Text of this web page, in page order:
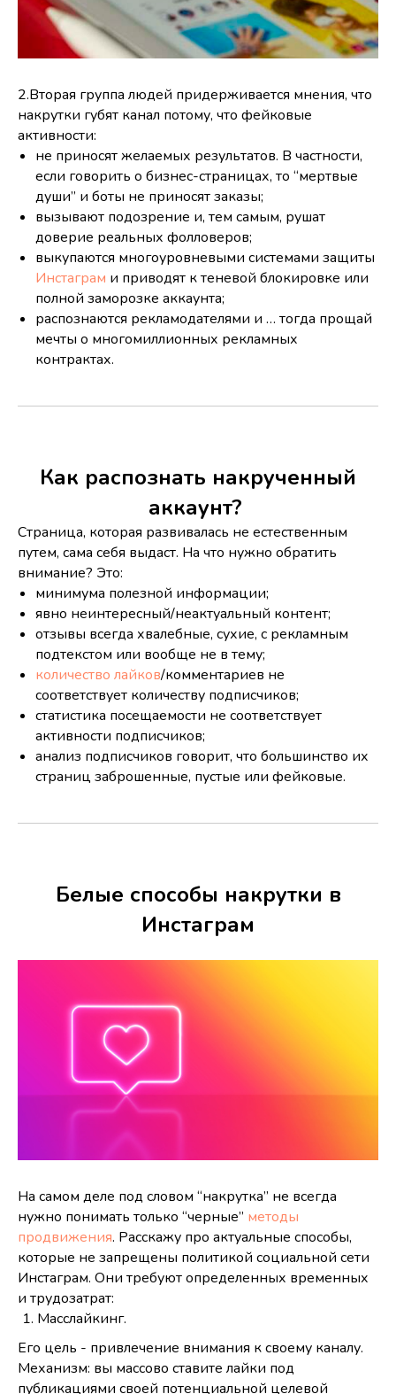
2.Вторая группа людей придерживается мнения, что
накрутки губят канал потому, что фейковые
активности:
не приносят желаемых результатов. В частности,
если говорить о бизнес-страницах, то “мертвые
души” и боты не приносят заказы;
вызывают подозрение и, тем самым, рушат
доверие реальных фолловеров;
выкупаются многоуровневыми системами защиты
Инстаграм и приводят к теневой блокировке или
полной заморозке аккаунта;
распознаются рекламодателями и … тогда прощай
мечты о многомиллионных рекламных
контрактах.
Как распознать накрученный
аккаунт?
Страница, которая развивалась не естественным
путем, сама себя выдаст. На что нужно обратить
внимание? Это:
минимума полезной информации;
явно неинтересный/неактуальный контент;
отзывы всегда хвалебные, сухие, с рекламным
подтекстом или вообще не в тему;
количество лайков/комментариев не
соответствует количеству подписчиков;
статистика посещаемости не соответствует
активности подписчиков;
анализ подписчиков говорит, что большинство их
страниц заброшенные, пустые или фейковые.
Белые способы накрутки в
Инстаграм
На самом деле под словом “накрутка” не всегда
нужно понимать только “черные” методы
продвижения. Расскажу про актуальные способы,
которые не запрещены политикой социальной сети
Инстаграм. Они требуют определенных временных
и трудозатрат:
Масслайкинг.
Его цель - привлечение внимания к своему каналу.
Механизм: вы массово ставите лайки под
публикациями своей потенциальной целевой